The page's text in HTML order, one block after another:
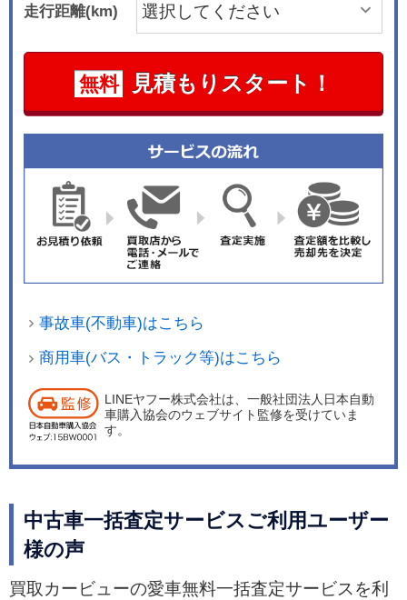
走行距離(km)
無料 見積もりスタート！
事故車(不動車)はこちら
商用車(バス・トラック等)はこちら
LINEヤフー株式会社は、一般社団法人日本自動
車購入協会のウェブサイト監修を受けていま
す。
中古車一括査定サービスご利用ユーザー
様の声
買取カービューの愛車無料一括査定サービスを利